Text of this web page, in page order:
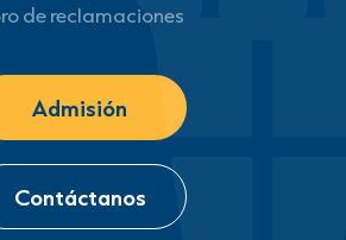
de reclamaciones
Admisión
Contáctanos